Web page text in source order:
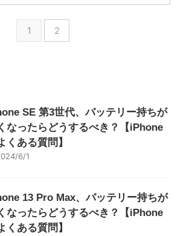
1 2
SE 第3世代、バッテリー持ちが
なったらどうするべき？【iPhone
くある質問】
6/1
13 Pro Max、バッテリー持ちが
なったらどうするべき？【iPhone
くある質問】